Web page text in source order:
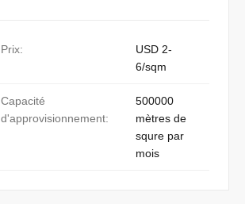
Prix:
USD 2-
6/sqm
Capacité
d'approvisionnement:
500000
mètres de
squre par
mois